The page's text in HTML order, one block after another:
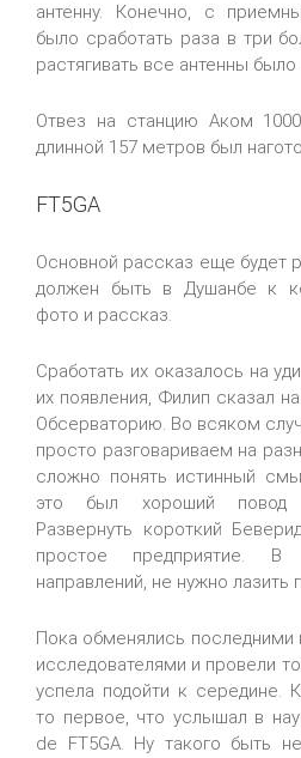
антенну. Конечно, с
было сработать раза в три
растягивать все антенны
Отвез на станцию Аком
длинной 157 метров был
FT5GA
Основной рассказ еще будет
должен быть в Душанбе к
фото и рассказ.
Сработать их оказалось на
их появления, Филип сказал
Обсерваторию. Во всяком
просто разговариваем на
сложно понять истинный
это был хороший повод
Развернуть короткий
простое предприятие. В
направлений, не нужно лазить
Пока обменялись последними
исследователями и провели
успела подойти к середине.
то первое, что услышал в
de FT5GA. Ну такого быть